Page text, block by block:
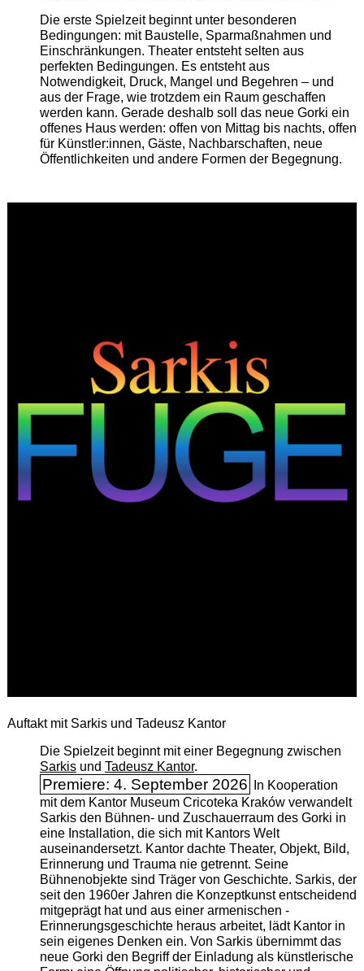
Die erste Spielzeit beginnt unter besonderen
Bedingungen: mit Baustelle, Sparmaßnahmen und
Einschränkungen. Theater entsteht selten aus
perfekten Bedingungen. Es entsteht aus
Notwendigkeit, Druck, Mangel und Begehren – und
aus der Frage, wie trotzdem ein Raum geschaffen
werden kann. Gerade deshalb soll das neue Gorki ein
offenes Haus werden: offen von Mittag bis nachts, offen
für Künstler:innen, Gäste, Nachbarschaften, neue
Öffentlichkeiten und andere Formen der Begegnung.
Auftakt mit Sarkis und Tadeusz Kantor
Die Spielzeit beginnt mit einer Begegnung zwischen
Sarkisund Tadeusz Kantor.
Premiere: 4. September 2026
In Kooperation
mit dem Kantor Museum Cricoteka Kraków verwandelt
Sarkis den Bühnen- und Zuschauerraum des Gorki in
eine Installation, die sich mit Kantors Welt
auseinandersetzt. Kantor dachte Theater, Objekt, Bild,
Erinnerung und Trauma nie getrennt. Seine
Bühnenobjekte sind Träger von Geschichte. Sarkis, der
seit den 1960er Jahren die Konzeptkunst entscheidend
mitgeprägt hat und aus einer armenischen ­
Erinnerungsgeschichte heraus arbeitet, lädt Kantor in
sein eigenes Denken ein. Von Sarkis übernimmt das
neue Gorki den Begriff der Einladung als künstlerische